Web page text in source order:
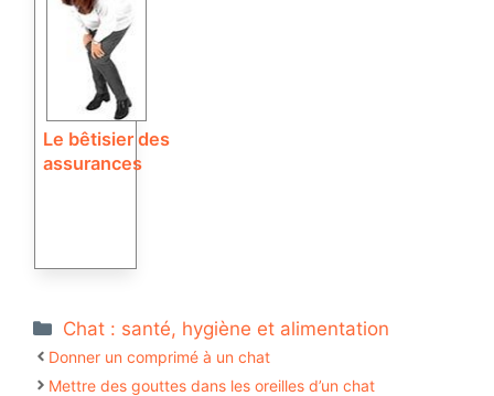
Le bêtisier des
assurances
Catégories
Chat : santé, hygiène et alimentation
Donner un comprimé à un chat
Mettre des gouttes dans les oreilles d’un chat